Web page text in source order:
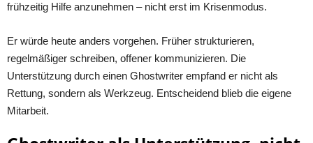
frühzeitig Hilfe anzunehmen – nicht erst im Krisenmodus.
Er würde heute anders vorgehen. Früher strukturieren,
regelmäßiger schreiben, offener kommunizieren. Die
Unterstützung durch einen Ghostwriter empfand er nicht als
Rettung, sondern als Werkzeug. Entscheidend blieb die eigene
Mitarbeit.